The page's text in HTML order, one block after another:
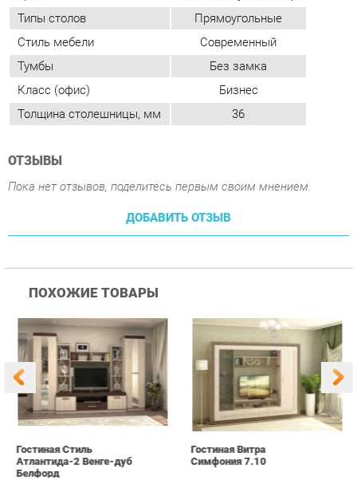
Толщина столешницы, мм
36
ОТЗЫВЫ
Пока нет отзывов, поделитесь первым своим мнением.
ДОБАВИТЬ ОТЗЫВ
Купить
Гостиная Стиль
Атлантида-2 Венге-дуб
Белфорд
25 190 ₽ Купить
Гостиная Витра
Симфония 7.10
55 390 ₽
info@office-ekb.ru +7 (343) 383-35-98
Коллекции